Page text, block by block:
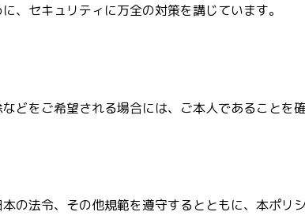
、セキュリティに万全の対策を講じています。
どをご希望される場合には、ご本人であることを
の法令、その他規範を遵守するとともに、本ポリ